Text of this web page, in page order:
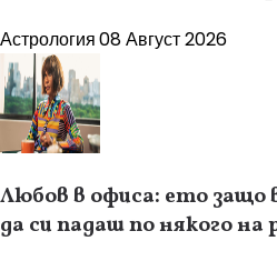
Астрология08 Август 2026
Любов в офиса: ето защо
да си падаш по някого на